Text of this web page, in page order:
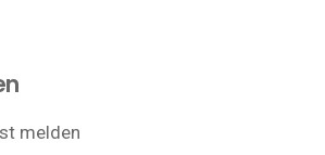
melden